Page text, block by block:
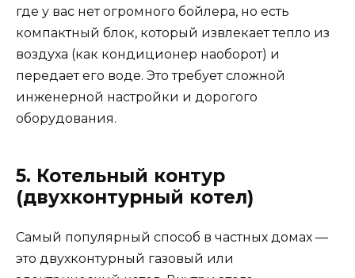
где у вас нет огромного бойлера, но есть
компактный блок, который извлекает тепло из
воздуха (как кондиционер наоборот) и
передает его воде. Это требует сложной
инженерной настройки и дорогого
оборудования.
5. Котельный контур
(двухконтурный котел)
Самый популярный способ в частных домах —
это двухконтурный газовый или